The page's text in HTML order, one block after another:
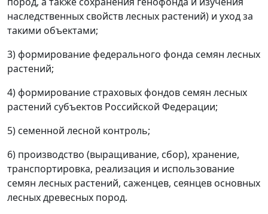
наследственных свойств лесных растений) и уход за
такими объектами;
3) формирование федерального фонда семян лесных
растений;
4) формирование страховых фондов семян лесных
растений субъектов Российской Федерации;
5) семенной лесной контроль;
6) производство (выращивание, сбор), хранение,
транспортировка, реализация и использование
семян лесных растений, саженцев, сеянцев основных
лесных древесных пород.